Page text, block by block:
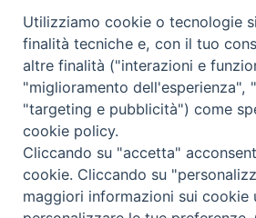
Calendario
<< Ago 2026
l m m g v
27
28
3
4 5 6 7
10
11 12 13 14
Utilizziamo cookie o tecnologie
finalità tecniche e, con il tuo
altre finalità ("interazioni e
"miglioramento dell'esperienza",
"targeting e pubblicità") come
cookie policy.
Cliccando su "accetta"
cookie. Cliccando su
maggiori informazioni sui cookie